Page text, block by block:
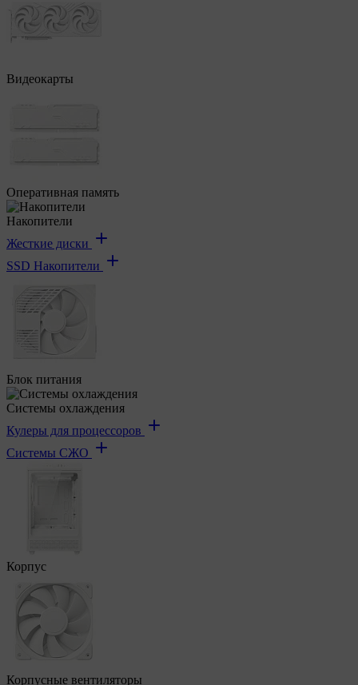
Видеокарты
Оперативная память
Накопители
Жесткие диски
SSD Накопители
Блок питания
Системы охлаждения
Кулеры для процессоров
Системы СЖО
Корпус
Корпусные вентиляторы